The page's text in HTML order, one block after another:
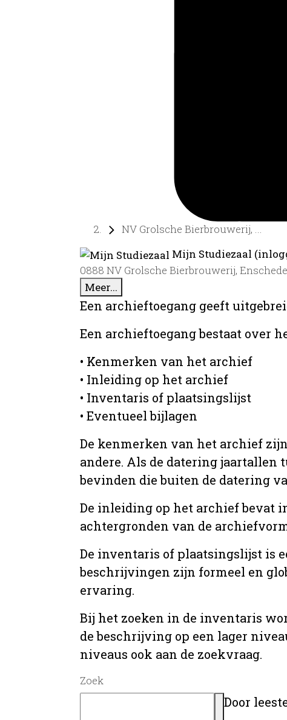
NV Grolsche Bierbrouwerij, ...
Mijn Studiezaal
0888 NV Grolsche Bierbrouwerij,
Meer...
Een archieftoegang geeft
Een archieftoegang bestaat over
• Kenmerken van het archief
• Inleiding op het archief
• Inventaris of plaatsingslijst
• Eventueel bijlagen
De kenmerken van het archief
andere. Als de datering jaartallen
bevinden die buiten de datering
De inleiding op het archief bevat
achtergronden van de
De inventaris of plaatsingslijst is
beschrijvingen zijn formeel en
ervaring.
Bij het zoeken in de inventaris
de beschrijving op een lager
niveaus ook aan de zoekvraag.
Zoek
Door